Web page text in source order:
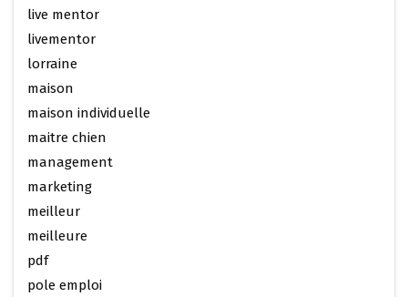
live mentor
livementor
lorraine
maison
maison individuelle
maitre chien
management
marketing
meilleur
meilleure
pdf
pole emploi